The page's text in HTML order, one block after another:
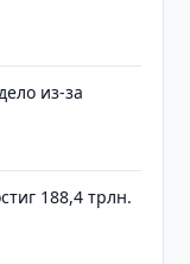
из-за
188,4 трлн.